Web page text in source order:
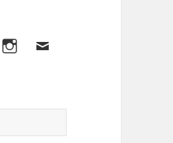
Instagram
E-